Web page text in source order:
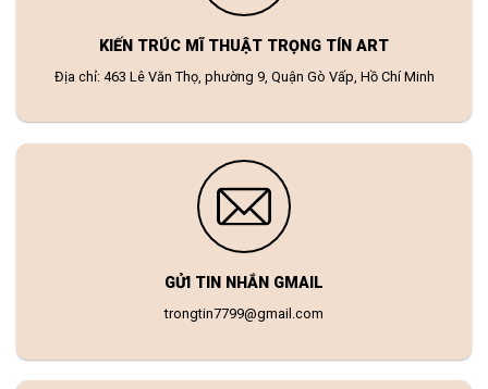
KIẾN TRÚC MĨ THUẬT TRỌNG TÍN ART
Địa chỉ: 463 Lê Văn Thọ, phường 9, Quận Gò Vấp, Hồ Chí Minh
GỬI TIN NHẮN GMAIL
trongtin7799@gmail.com